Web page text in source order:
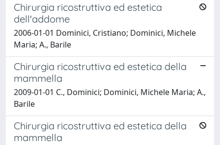
Chirurgia ricostruttiva ed estetica
dell'addome
2006-01-01 Dominici, Cristiano; Dominici, Michele
Maria; A., Barile
Chirurgia ricostruttiva ed estetica della
mammella
2009-01-01 C., Dominici; Dominici, Michele Maria; A.,
Barile
Chirurgia ricostruttiva ed estetica della
mammella